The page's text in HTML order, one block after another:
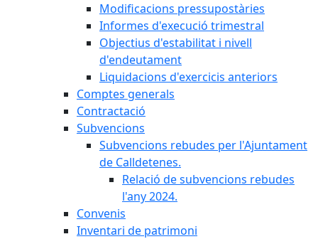
Modificacions pressupostàries
Informes d'execució trimestral
Objectius d'estabilitat i nivell
d'endeutament
Liquidacions d'exercicis anteriors
Comptes generals
Contractació
Subvencions
Subvencions rebudes per l'Ajuntament
de Calldetenes.
Relació de subvencions rebudes
l'any 2024.
Convenis
Inventari de patrimoni